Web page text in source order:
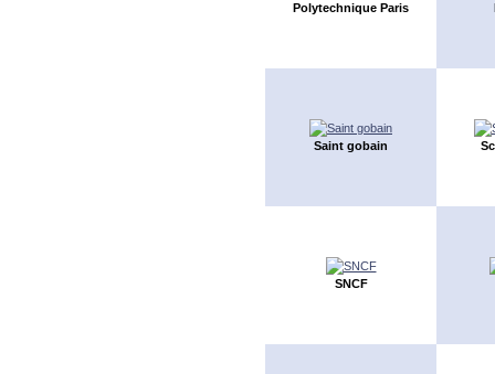
Polytechnique Paris
Saint gobain
SNCF